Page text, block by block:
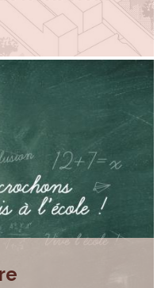
afin d’objectiver